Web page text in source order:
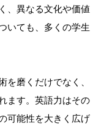
、異なる文化や価値
いても、多くの学生
を磨くだけでなく、
ます。英語力はその
可能性を大きく広げ